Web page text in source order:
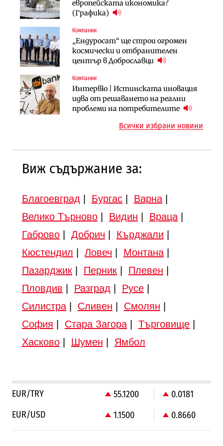
европейската икономика?
(Графика)
Компании
„Ендуросат“ ще строи огромен
космически и отбранителен
център в Доброславци
Компании
Интервю | Истинската иновация
идва от решаването на реални
проблеми на потребителите
АЕЦ „Козлодуй“ ще работи само още
няколко седмици, ако сушата
Компании
„Хювефарма“ подписа договор за
придобиване на Euroapi Italy
Инфраструктура
АПИ възложи промяната на
парцеларния план за
Ипотечното кредитиране в
България продължава да се охлажда
Публични финанси
След 20 години застой: Данъчните
оценки на имотите може да бъдат
Инфраструктура
Вторият мост над Варненското
езеро става част от бъдещата
Всички избрани новини
Виж съдържание за:
Благоевград Бургас| Варна|
Велико Търново| Видин Враца|
Габрово| Добрич Кърджали
Кюстендил
Ловеч Монтана|
Пазарджик| Перник| Плевен
Пловдив
Разград Русе|
Силистра| Сливен Смолян
София
Стара Загора| Търговище|
Хасково| Шумен Ямбол
EUR/TRY 55.1200
0.0181
EUR/USD
1.1500 0.8660